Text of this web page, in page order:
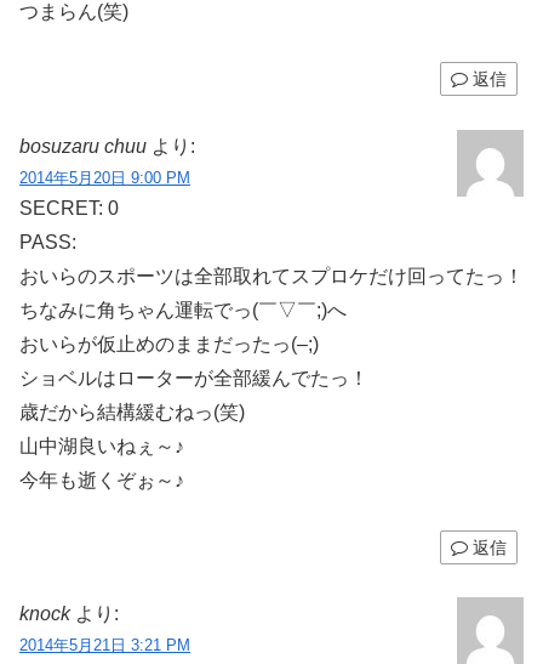
つまらん(笑)
返信
bosuzaru chuu より:
2014年5月20日 9:00 PM
SECRET: 0
PASS:
おいらのスポーツは全部取れてスプロケだけ回ってたっ！
ちなみに角ちゃん運転でっ(￣▽￣;)へ
おいらが仮止めのままだったっ(–;)
ショベルはローターが全部緩んでたっ！
歳だから結構緩むねっ(笑)
山中湖良いねぇ～♪
今年も逝くぞぉ～♪
返信
knock より:
2014年5月21日 3:21 PM